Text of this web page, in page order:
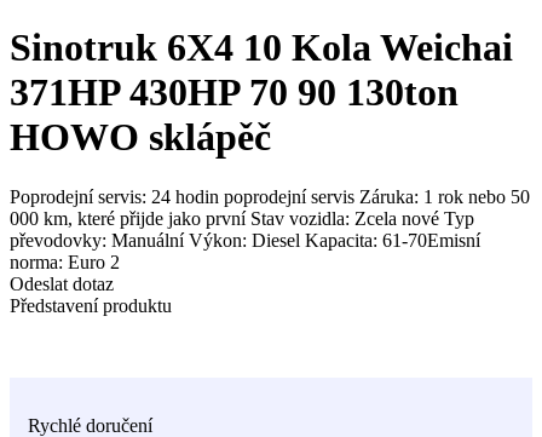
Sinotruk 6X4 10 Kola Weichai
371HP 430HP 70 90 130ton
HOWO sklápěč
Poprodejní servis: 24 hodin poprodejní servis Záruka: 1 rok nebo 50
000 km, které přijde jako první Stav vozidla: Zcela nové Typ
převodovky: Manuální Výkon: Diesel Kapacita: 61-70Emisní
norma: Euro 2
Odeslat dotaz
Představení produktu
Rychlé doručení